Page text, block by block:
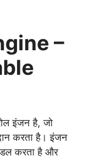
–
इंजन है, जो
करता है। इंजन
करता है और